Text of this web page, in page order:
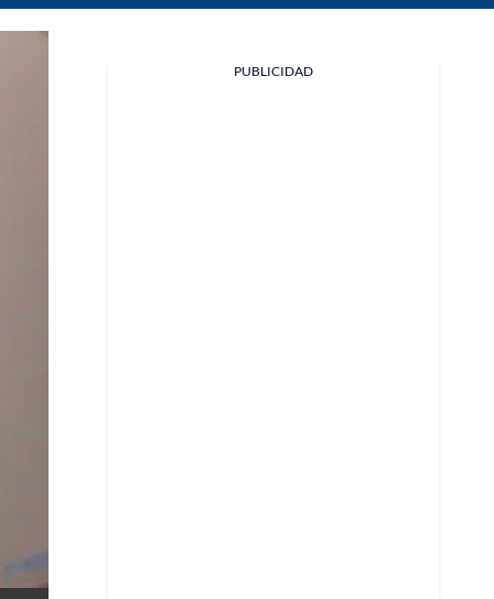
PUBLICIDAD